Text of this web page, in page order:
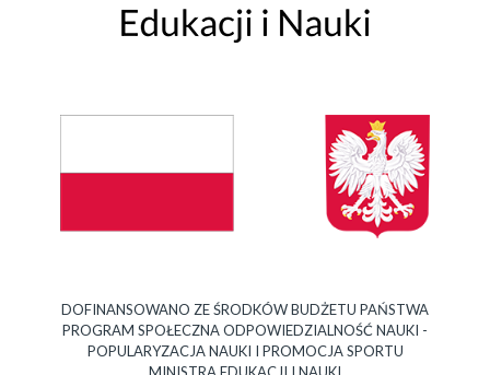
DOFINANSOWANO ZE ŚRODKÓW BUDŻETU PAŃSTWA
PROGRAM SPOŁECZNA ODPOWIEDZIALNOŚĆ NAUKI -
POPULARYZACJA NAUKI I PROMOCJA SPORTU